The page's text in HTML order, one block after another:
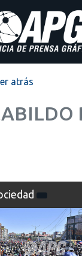
atrás